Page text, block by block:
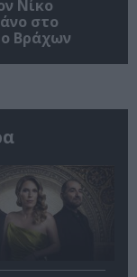
Νίκο
στο
Βράχων